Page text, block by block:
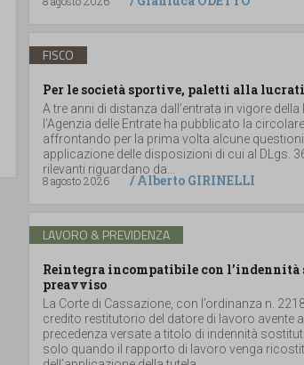
FISCO
Per le società sportive, paletti alla
A tre anni di distanza dall’entrata in vigore
l’Agenzia delle Entrate ha pubblicato la
affrontando per la prima volta alcune
applicazione delle disposizioni di cui al DLgs.
rilevanti riguardano da...
8 agosto 2026
/Alberto GIRINELLI
LAVORO & PREVIDENZA
Reintegra incompatibile con
preavviso
La Corte di Cassazione, con l’ordinanza n.
credito restitutorio del datore di lavoro avente
precedenza versate a titolo di indennità
solo quando il rapporto di lavoro venga